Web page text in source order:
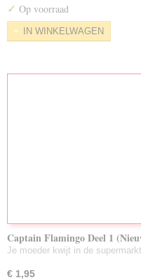
✓ Op voorraad
IN WINKELWAGEN
Captain Flamingo Deel 1
Je moeder kwijt in de
€ 1,95